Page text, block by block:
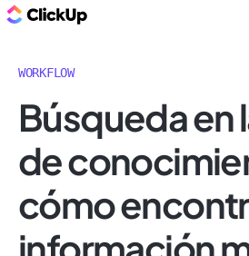
WORKFLOW
Búsqueda en
de
cómo